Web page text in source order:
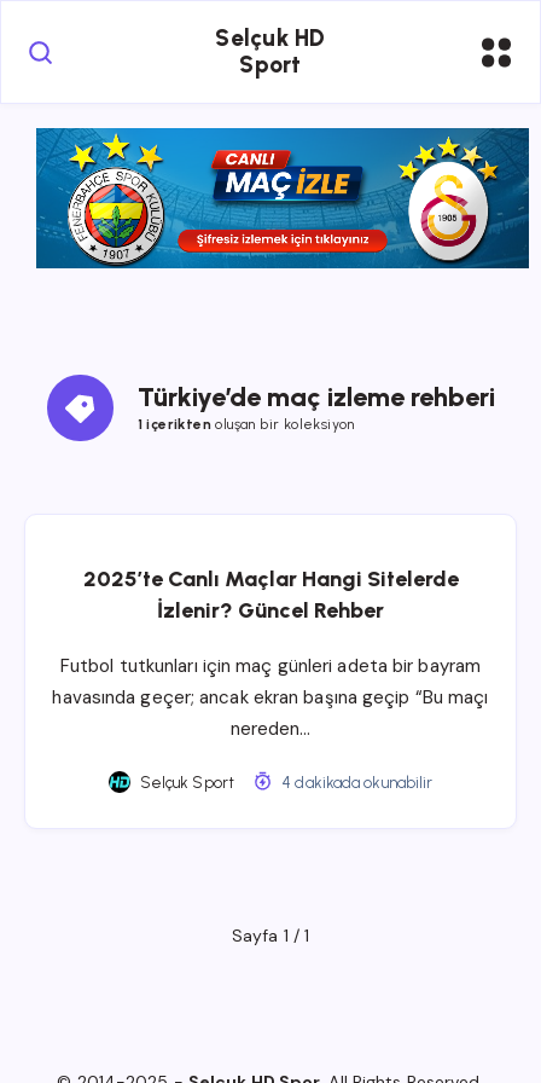
Selçuk HD
Sport
Türkiye’de maç izleme rehberi
1 içeriktenoluşan bir koleksiyon
2025’te Canlı Maçlar Hangi Sitelerde
İzlenir? Güncel Rehber
Futbol tutkunları için maç günleri adeta bir bayram
havasında geçer; ancak ekran başına geçip “Bu maçı
nereden…
Selçuk Sport 4 dakikada okunabilir
Sayfa 1 / 1